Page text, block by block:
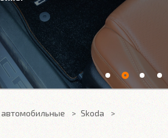
автомобильные
Skoda